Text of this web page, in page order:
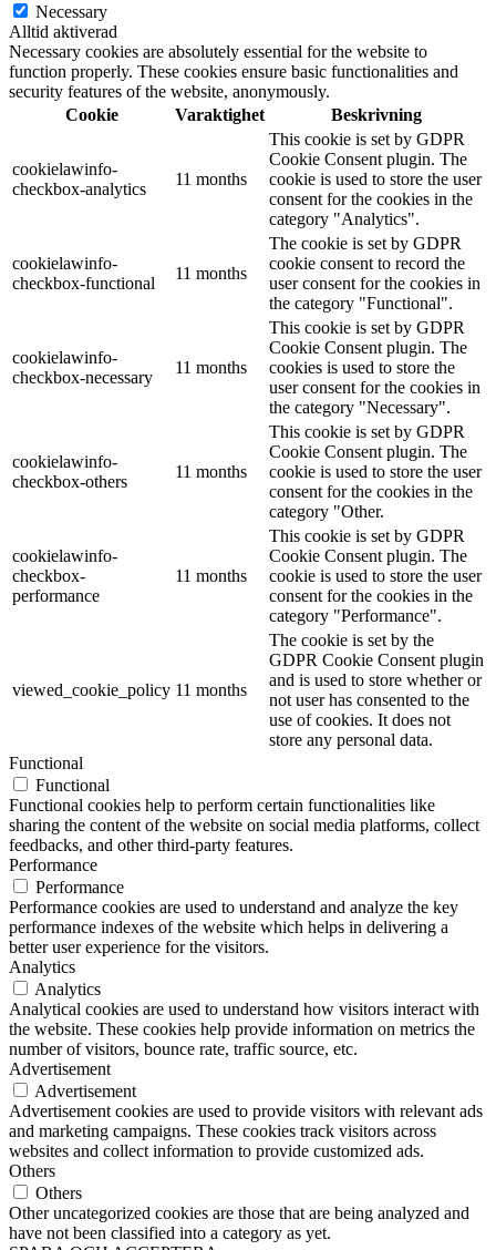
Necessary
Alltid aktiverad
Necessary cookies are absolutely essential for the website to
function properly. These cookies ensure basic functionalities and
security features of the website, anonymously.
Cookie
Varaktighet Beskrivning
cookielawinfo-
checkbox-analytics
11 months
This cookie is set by GDPR
Cookie Consent plugin. The
cookie is used to store the user
consent for the cookies in the
category "Analytics".
cookielawinfo-
checkbox-functional
11 months
The cookie is set by GDPR
cookie consent to record the
user consent for the cookies in
the category "Functional".
cookielawinfo-
checkbox-necessary
11 months
This cookie is set by GDPR
Cookie Consent plugin. The
cookies is used to store the
user consent for the cookies in
the category "Necessary".
cookielawinfo-
checkbox-others
11 months
This cookie is set by GDPR
Cookie Consent plugin. The
cookie is used to store the user
consent for the cookies in the
category "Other.
cookielawinfo-
checkbox-
performance
11 months
This cookie is set by GDPR
Cookie Consent plugin. The
cookie is used to store the user
consent for the cookies in the
category "Performance".
viewed_cookie_policy 11 months
The cookie is set by the
GDPR Cookie Consent plugin
and is used to store whether or
not user has consented to the
use of cookies. It does not
store any personal data.
Functional
Functional
Functional cookies help to perform certain functionalities like
sharing the content of the website on social media platforms, collect
feedbacks, and other third-party features.
Performance
Performance
Performance cookies are used to understand and analyze the key
performance indexes of the website which helps in delivering a
better user experience for the visitors.
Analytics
Analytics
Analytical cookies are used to understand how visitors interact with
the website. These cookies help provide information on metrics the
number of visitors, bounce rate, traffic source, etc.
Advertisement
Advertisement
Advertisement cookies are used to provide visitors with relevant ads
and marketing campaigns. These cookies track visitors across
websites and collect information to provide customized ads.
Others
Others
Other uncategorized cookies are those that are being analyzed and
have not been classified into a category as yet.